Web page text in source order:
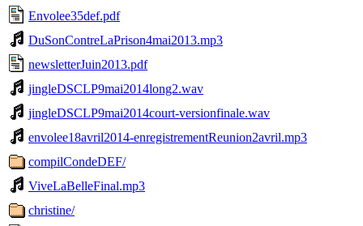
Envolee35def.pdf
DuSonContreLaPrison4mai2013.mp3
newsletterJuin2013.pdf
jingleDSCLP9mai2014long2.wav
jingleDSCLP9mai2014court-versionfinale.wav
envolee18avril2014-enregistrementReunion2avril.mp3
compilCondeDEF/
ViveLaBelleFinal.mp3
christine/